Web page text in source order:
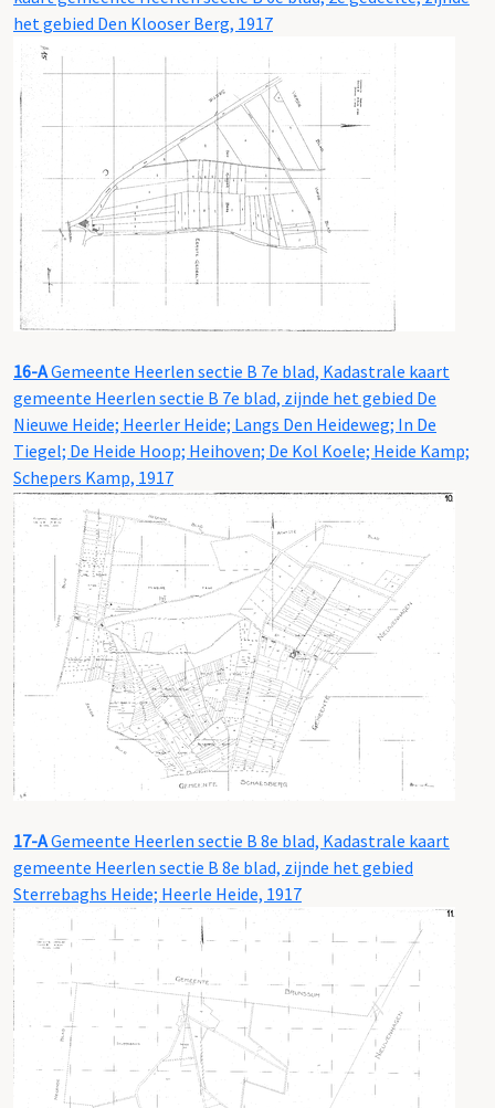
het gebied Den Klooser Berg, 1917
16-AGemeente Heerlen sectie B 7e blad, Kadastrale kaart
gemeente Heerlen sectie B 7e blad, zijnde het gebied De
Nieuwe Heide; Heerler Heide; Langs Den Heideweg; In De
Tiegel; De Heide Hoop; Heihoven; De Kol Koele; Heide Kamp;
Schepers Kamp, 1917
17-AGemeente Heerlen sectie B 8e blad, Kadastrale kaart
gemeente Heerlen sectie B 8e blad, zijnde het gebied
Sterrebaghs Heide; Heerle Heide, 1917